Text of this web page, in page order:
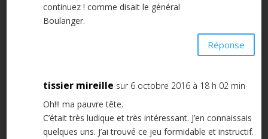
continuez ! comme disait le général
Boulanger.
Réponse
tissier mireille sur 6 octobre 2016 à 18 h 02 min
Oh!!! ma pauvre tête.
C’était très ludique et très intéressant. J’en connaissais
quelques uns. J’ai trouvé ce jeu formidable et instructif.